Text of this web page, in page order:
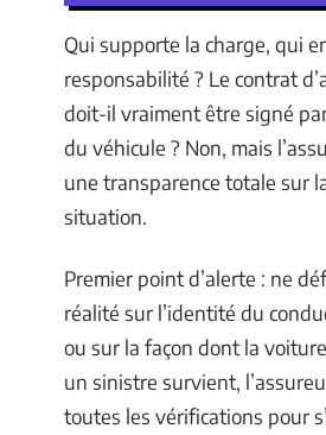
Qui supporte la charge, qui
responsabilité ? Le contrat
doit-il vraiment être signé
du véhicule ? Non, mais
une transparence totale sur
situation.
Premier point d’alerte : ne
réalité sur l’identité du
ou sur la façon dont la
un sinistre survient,
toutes les vérifications pour